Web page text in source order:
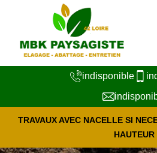
indisponible
TRAVAUX AVEC NACELLE SI
HAUTEUR